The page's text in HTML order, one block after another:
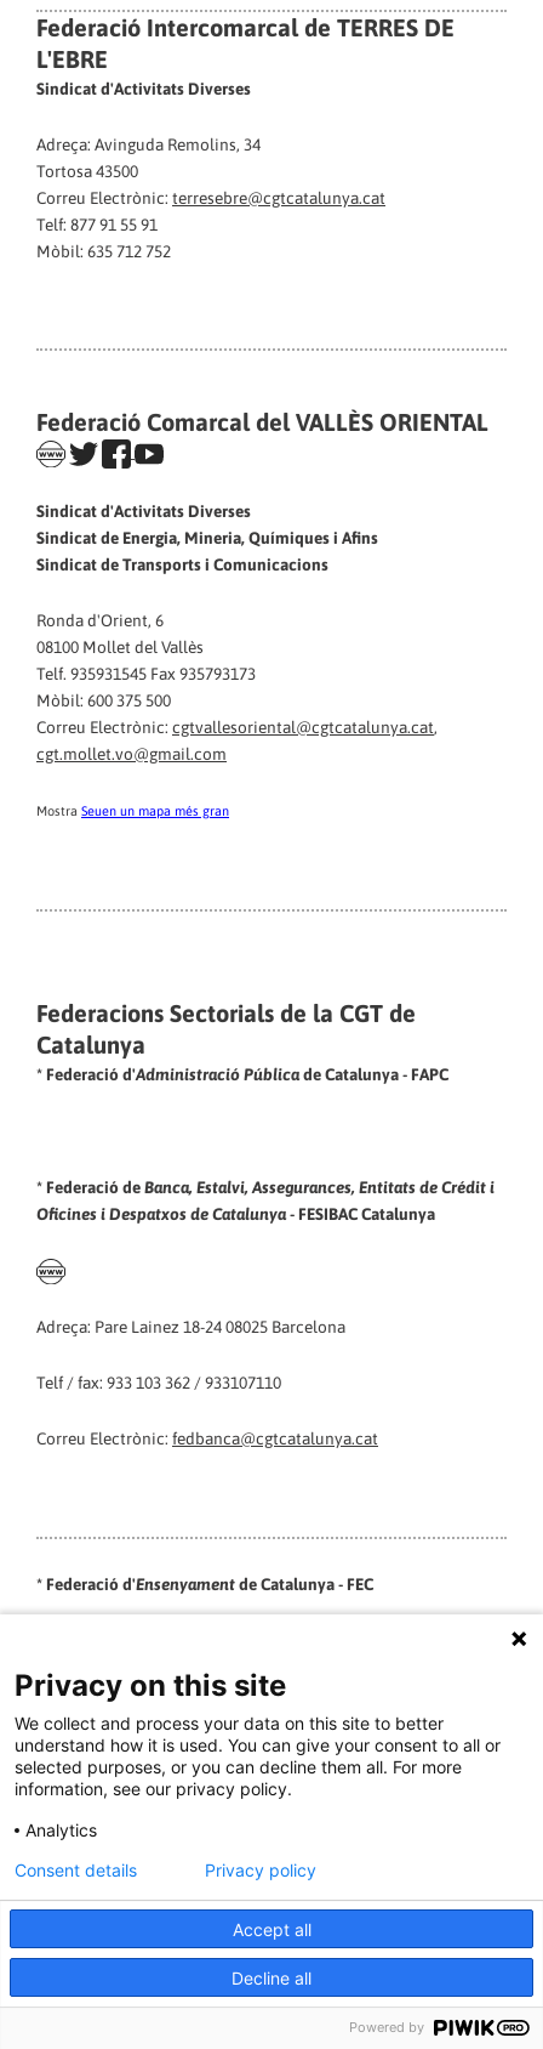
Federació Intercomarcal de TERRES DE
L'EBRE
Sindicat d'Activitats Diverses
Adreça: Avinguda Remolins, 34
Tortosa 43500
Correu Electrònic: terresebre@cgtcatalunya.cat
Telf: 877 91 55 91
Mòbil: 635 712 752
Federació Comarcal del VALLÈS ORIENTAL
Sindicat d'Activitats Diverses
Sindicat de Energia, Mineria, Químiques i Afins
Sindicat de Transports i Comunicacions
Ronda d'Orient, 6
08100 Mollet del Vallès
Telf. 935931545 Fax 935793173
Mòbil: 600 375 500
Correu Electrònic: cgtvallesoriental@cgtcatalunya.cat,
cgt.mollet.vo@gmail.com
Mostra Seuen un mapa més gran
Federacions Sectorials de la CGT de
Catalunya
* Federació d'Administració Públicade Catalunya - FAPC
* Federació deBanca, Estalvi, Assegurances, Entitats de Crédit i
Oficines i Despatxos de Catalunya- FESIBAC Catalunya
Adreça: Pare Lainez 18-24 08025 Barcelona
Telf / fax: 933 103 362 / 933107110
Correu Electrònic: fedbanca@cgtcatalunya.cat
* Federació d'Ensenyamentde Catalunya - FEC
Adreça: Pare Lainez 18-24 08025 Barcelona
Telf/fax: 933103362 / 933107110
de Catalunya - FEMEC
Privacy on this site
We collect and process your data on this site to better
understand how it is used. You can give your consent to all or
selected purposes, or you can decline them all. For more
information, see our privacy policy.
Analytics
Accept all
Decline all
Consent details Privacy policy
Powered by